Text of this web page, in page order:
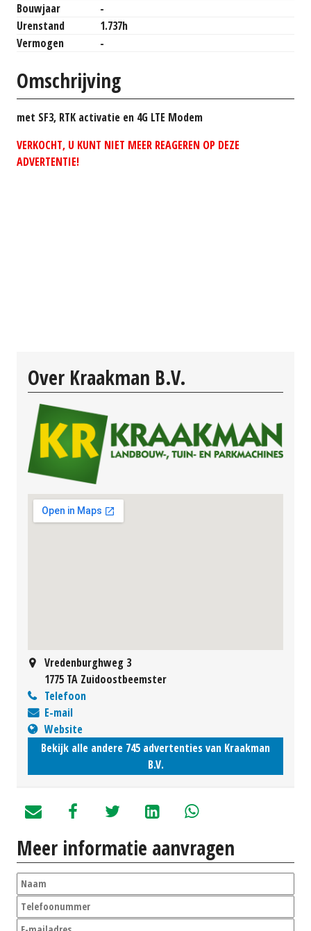
Bouwjaar
-
Urenstand
1.737h
Vermogen
-
Omschrijving
met SF3, RTK activatie en 4G LTE Modem
VERKOCHT, U KUNT NIET MEER REAGEREN OP DEZE
ADVERTENTIE!
Over Kraakman B.V.
Vredenburghweg 3
1775 TA Zuidoostbeemster
Telefoon
E-mail
Website
Bekijk alle andere 745 advertenties van Kraakman
B.V.
Meer informatie aanvragen